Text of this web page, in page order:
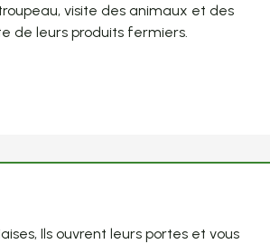
visite des animaux et des
de leurs produits fermiers.
Ils ouvrent leurs portes et vous